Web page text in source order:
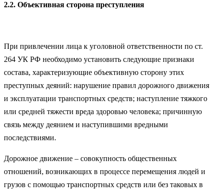
2.2. Объективная сторона преступления
При привлечении лица к уголовной ответственности по cт.
264 УК РФ необходимо установить следующие признаки
состава, характеризующие объективную сторону этих
преступных деяний: нарушение правил дорожного движения
и эксплуатации транспортных средств; наступление тяжкого
или средней тяжести вреда здоровью человека; причинную
связь между деянием и наступившими вредными
последствиями.
Дорожное движение – совокупность общественных
отношений, возникающих в процессе перемещения людей и
грузов с помощью транспортных средств или без таковых в